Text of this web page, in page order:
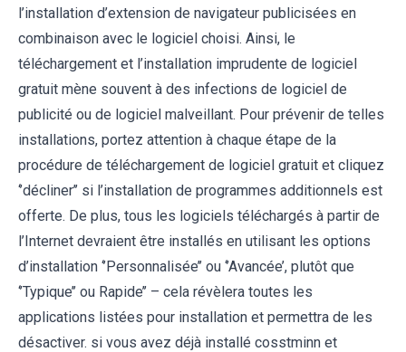
l’installation d’extension de navigateur publicisées en
combinaison avec le logiciel choisi. Ainsi, le
téléchargement et l’installation imprudente de logiciel
gratuit mène souvent à des infections de logiciel de
publicité ou de logiciel malveillant. Pour prévenir de telles
installations, portez attention à chaque étape de la
procédure de téléchargement de logiciel gratuit et cliquez
‘’décliner’’ si l’installation de programmes additionnels est
offerte. De plus, tous les logiciels téléchargés à partir de
l’Internet devraient être installés en utilisant les options
d’installation ‘’Personnalisée’’ ou ‘’Avancée’, plutôt que
‘’Typique’’ ou Rapide’’ – cela révèlera toutes les
applications listées pour installation et permettra de les
désactiver. si vous avez déjà installé cosstminn et